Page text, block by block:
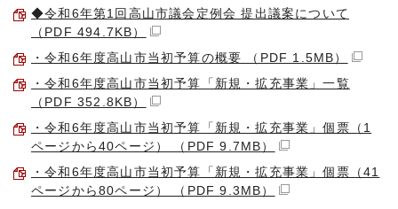
◆令和6年第1回高山市議会定例会 提出議案について
（PDF 494.7KB）
・令和6年度高山市当初予算の概要 （PDF 1.5MB）
・令和6年度高山市当初予算「新規・拡充事業」一覧
（PDF 352.8KB）
・令和6年度高山市当初予算「新規・拡充事業」個票（1
ページから40ページ） （PDF 9.7MB）
・令和6年度高山市当初予算「新規・拡充事業」個票（41
ページから80ページ） （PDF 9.3MB）